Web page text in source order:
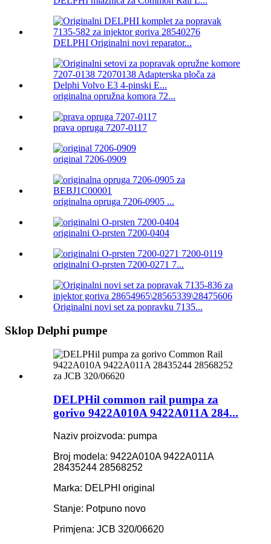
DELPHI Originalni novi reparator...
originalna opružna komora 72...
prava opruga 7207-0117
original 7206-0909
originalna opruga 7206-0905 ...
originalni O-prsten 7200-0404
originalni O-prsten 7200-0271 7...
Originalni novi set za popravku 7135...
Sklop Delphi pumpe
DELPHil common rail pumpa za
gorivo 9422A010A 9422A011A 284...
Naziv proizvoda: pumpa
Broj modela: 9422A010A 9422A011A
28435244 28568252
Marka: DELPHI original
Stanje: Potpuno novo
Primjena: JCB 320/06620